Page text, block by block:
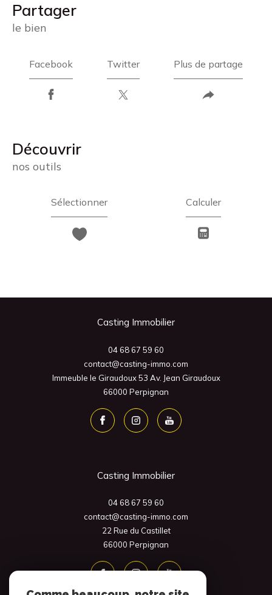
partager
le bien
Facebook Twitter Plus de partage
découvrir
nos outils
Sélectionner Calculer
Casting Immobilier
04 68 67 59 60
contact@casting-immo.com
Immeuble le Giraudoux 53 Av. Jean Giraudoux
66000
Perpignan
Casting Immobilier
04 68 67 59 60
contact@casting-immo.com
22 Rue du Castillet
66000
Perpignan